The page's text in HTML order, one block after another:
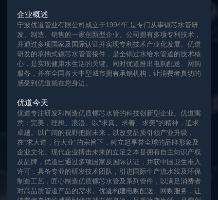
企业概述
宁波优道管业有限公司成立于1994年,是专门从事镙芯水管研
发、制造、销售的一家创新型企业。公司拥有多项专利技术，
并通过多项国家及国际认证并实现专利技术产业化发展。优道
研发的承插式镙芯水管管接件，是全铜过水给水管道的技术核
心，是实现健康水生活的关键。同时优道推出电购配送、网购
服务，并在全国各大中型城市拥有承销机构，让消费者真切的
感受到优道就在您身边。
优道今天
优道专注研发和制造优质镙芯水管的科技创新型企业。优道寓
意：完美，理想、浪漫。以“求真、求善、求美”的精神，追求
卓越。以广阔的视野把握未来，以改变品质引领产业升级，
在“求大道，行大业”的宗旨下，树立起享誉全球的品牌形象及
企业文化。现代企业搏击未来的立足之本是拥有自主知识产权
及品牌，优道已通过多项国家及国际认证，并获中国卫生准入
许可，具备专业的研发技术团队，引进国际生产流水线及环保
制造工艺，匠心制造优质镙芯水管及系列管件，以满足消费者
对高品质管道产品的需求。优道构建电购配送、网购服务，让